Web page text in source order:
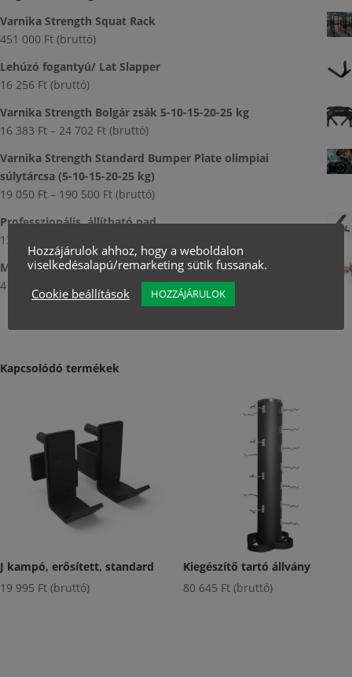
Varnika Strength Squat Rack
451 000 Ft (bruttó)
Lehúzó fogantyú/ Lat Slapper
16 256 Ft (bruttó)
Varnika Strength Bolgár zsák 5-10-15-20-25 kg
16 383 Ft – 24 702 FtÁrtartomány:
383 Ft
-
24
702 Ft
(bruttó)
Varnika Strength Standard Bumper Plate olimpiai
súlytárcsa (5-10-15-20-25 kg)
19 050 Ft – 190 500 FtÁrtartomány:
-
190
500 Ft
(bruttó)
Professzionális, állítható pad
133 350
Metal Jumping Rope, ugrálókötél - ZIPRO
4 382
Kapcsolódó termékek
J kampó, erősített, standard
19 995 Ft (bruttó)
Kiegészítő tartó állvány
80 645 Ft (bruttó)
Hozzájárulok ahhoz, hogy a weboldalon
viselkedésalapú/remarketing sütik fussanak.
Cookie beállítások
HOZZÁJÁRULOK